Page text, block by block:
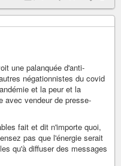
une palanquée d'anti-
négationnistes du covid
et la peur et la
avec vendeur de presse-
fait et dit n'importe quoi,
pas que l'énergie serait
qu'à diffuser des messages